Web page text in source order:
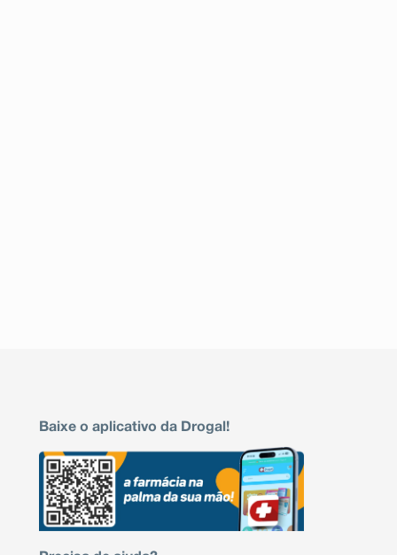
Baixe o aplicativo da Drogal!